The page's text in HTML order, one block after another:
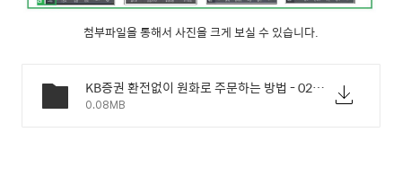
첨부파일을 통해서 사진을 크게 보실 수 있습니다.
KB증권 환전없이 원화로 주문하는 방법 - 02.jpg
0.08MB